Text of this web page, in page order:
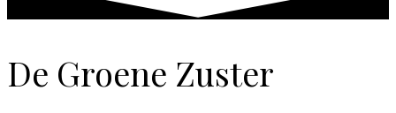
De Groene Zuster